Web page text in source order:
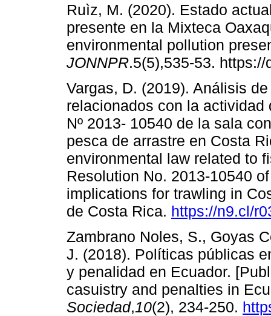
Ruìz, M. (2020). Estado
presente en la Mixteca
environmental pollution
JONNPR.5(5),535-53.
Vargas, D. (2019). Análisis
relacionados con la
Nº 2013- 10540 de la sala
pesca de arrastre en Costa
environmental law related to
Resolution No. 2013-10540
implications for trawling in
de Costa Rica. https://n9.cl/
Zambrano Noles, S., Goyas
J. (2018). Políticas públicas
y penalidad en Ecuador.
casuistry and penalties in
Sociedad,10(2), 234-250.